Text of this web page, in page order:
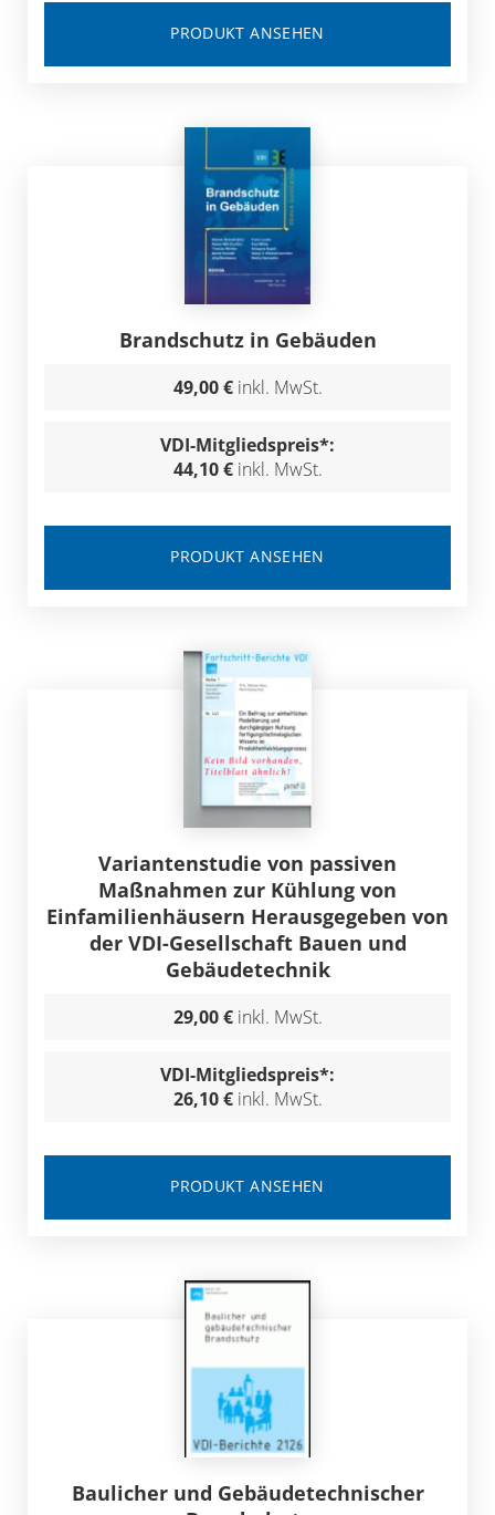
PRODUKT ANSEHEN
Brandschutz in Gebäuden
49,00 € inkl. MwSt.
VDI-Mitgliedspreis*:
44,10 € inkl. MwSt.
PRODUKT ANSEHEN
Variantenstudie von passiven
Maßnahmen zur Kühlung von
Einfamilienhäusern Herausgegeben von
der VDI-Gesellschaft Bauen und
Gebäudetechnik
29,00 € inkl. MwSt.
VDI-Mitgliedspreis*:
26,10 € inkl. MwSt.
PRODUKT ANSEHEN
Baulicher und Gebäudetechnischer